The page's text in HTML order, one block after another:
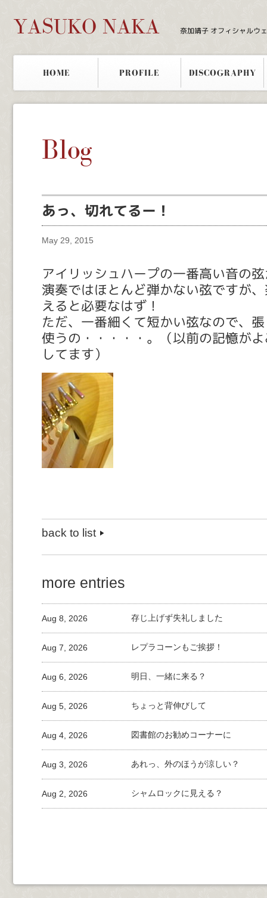
YASUKO NAKA 奈加靖子 オフィシャルウ
HOME PROFILE DISCOGRAPHY
Blog
あっ、切れてるー！
May 29, 2015
アイリッシュハープの一番高い音の
演奏ではほとんど弾かない弦ですが
えると必要なはず！
ただ、一番細くて短かい弦なので、
使うの・・・・・。（以前の記憶が
してます）
back to list
more entries
存じ上げず失礼しました
Aug 8, 2026
レプラコーンもご挨拶！
Aug 7, 2026
明日、一緒に来る？
Aug 6, 2026
ちょっと背伸びして
Aug 5, 2026
図書館のお勧めコーナーに
Aug 4, 2026
あれっ、外のほうが涼しい？
Aug 3, 2026
シャムロックに見える？
Aug 2, 2026